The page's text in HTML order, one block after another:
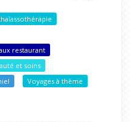
restaurant
et soins
Voyages à thème